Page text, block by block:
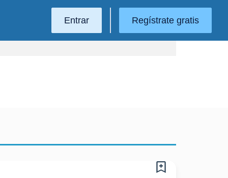
Entrar Regístrate gratis